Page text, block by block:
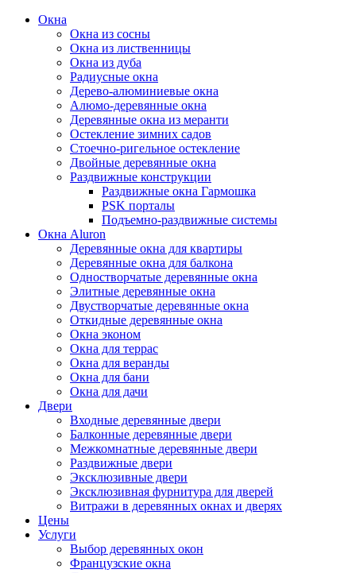
Окна
Окна из сосны
Окна из лиственницы
Окна из дуба
Радиусные окна
Дерево-алюминиевые окна
Алюмо-деревянные окна
Деревянные окна из меранти
Остекление зимних садов
Стоечно-ригельное остекление
Двойные деревянные окна
Раздвижные конструкции
Раздвижные окна Гармошка
PSK порталы
Подъемно-раздвижные системы
Окна Aluron
Деревянные окна для квартиры
Деревянные окна для балкона
Одностворчатые деревянные окна
Элитные деревянные окна
Двустворчатые деревянные окна
Откидные деревянные окна
Окна эконом
Окна для террас
Окна для веранды
Окна для бани
Окна для дачи
Двери
Входные деревянные двери
Балконные деревянные двери
Межкомнатные деревянные двери
Раздвижные двери
Эксклюзивные двери
Эксклюзивная фурнитура для дверей
Витражи в деревянных окнах и дверях
Цены
Услуги
Выбор деревянных окон
Французские окна